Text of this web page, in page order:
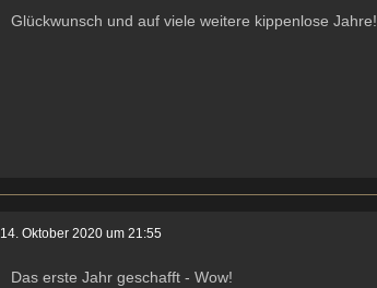
Glückwunsch und auf viele weitere kippenlose Jahre!
14. Oktober 2020 um 21:55
Das erste Jahr geschafft - Wow!